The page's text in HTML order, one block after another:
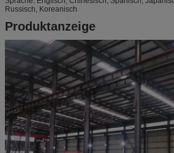
Russisch, Koreanisch
Produktanzeige